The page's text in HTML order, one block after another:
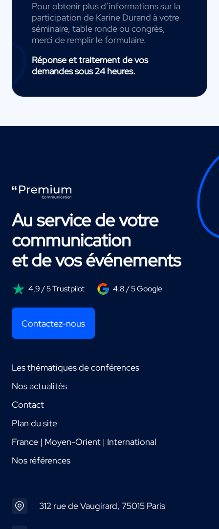
Pour obtenir plus d’informations sur la
participation de Karine Durand à votre
séminaire, table ronde ou congrès,
merci de remplir le formulaire.
Réponse et traitement de vos
demandes sous 24 heures.
Au service de votre
communication
et de vos événements
4,9 / 5 Trustpilot 4.8 / 5 Google
Contactez-nous
Les thématiques de conférences
Nos actualités
Contact
Plan du site
France | Moyen-Orient | International
Nos références
312 rue de Vaugirard, 75015 Paris